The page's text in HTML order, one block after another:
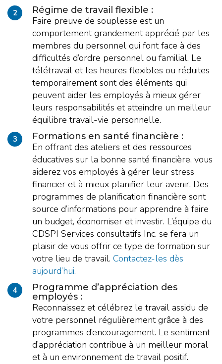
2 Régime de travail flexible :
Faire preuve de souplesse est un
comportement grandement apprécié par les
membres du personnel qui font face à des
difficultés d’ordre personnel ou familial. Le
télétravail et les heures flexibles ou réduites
temporairement sont des éléments qui
peuvent aider les employés à mieux gérer
leurs responsabilités et atteindre un meilleur
équilibre travail-vie personnelle.
3 Formations en santé financière :
En offrant des ateliers et des ressources
éducatives sur la bonne santé financière, vous
aiderez vos employés à gérer leur stress
financier et à mieux planifier leur avenir. Des
programmes de planification financière sont
source d’informations pour apprendre à faire
un budget, économiser et investir. L’équipe du
CDSPI Services consultatifs Inc. se fera un
plaisir de vous offrir ce type de formation sur
votre lieu de travail. Contactez-les dès
aujourd’hui.
4
Programme d’appréciation des
employés :
Reconnaissez et célébrez le travail assidu de
votre personnel régulièrement grâce à des
programmes d’encouragement. Le sentiment
d’appréciation contribue à un meilleur moral
et à un environnement de travail positif.